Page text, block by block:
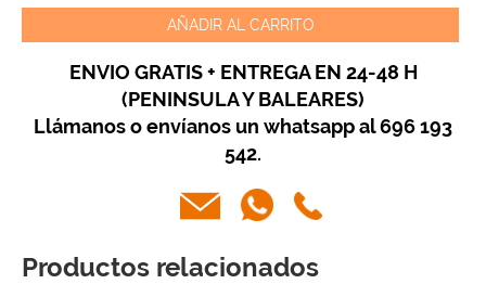
AÑADIR AL CARRITO
ENVIO GRATIS + ENTREGA EN 24-48 H
(PENINSULA Y BALEARES)
Llámanos o envíanos un whatsapp al 696 193
542.
Productos relacionados